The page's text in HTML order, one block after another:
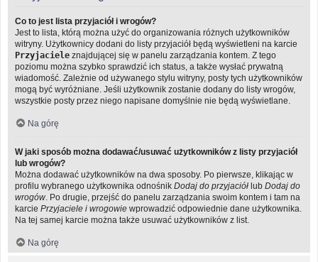
Co to jest lista przyjaciół i wrogów?
Jest to lista, którą można użyć do organizowania różnych użytkowników
witryny. Użytkownicy dodani do listy przyjaciół będą wyświetleni na karcie
Przyjaciele znajdującej się w panelu zarządzania kontem. Z tego
poziomu można szybko sprawdzić ich status, a także wysłać prywatną
wiadomość. Zależnie od używanego stylu witryny, posty tych użytkowników
mogą być wyróżniane. Jeśli użytkownik zostanie dodany do listy wrogów,
wszystkie posty przez niego napisane domyślnie nie będą wyświetlane.
Na górę
W jaki sposób można dodawać/usuwać użytkowników z listy przyjaciół
lub wrogów?
Można dodawać użytkowników na dwa sposoby. Po pierwsze, klikając w
profilu wybranego użytkownika odnośnik Dodaj do przyjaciół lub Dodaj do
wrogów . Po drugie, przejść do panelu zarządzania swoim kontem i tam na
karcie Przyjaciele i wrogowie wprowadzić odpowiednie dane użytkownika.
Na tej samej karcie można także usuwać użytkowników z list.
Na górę